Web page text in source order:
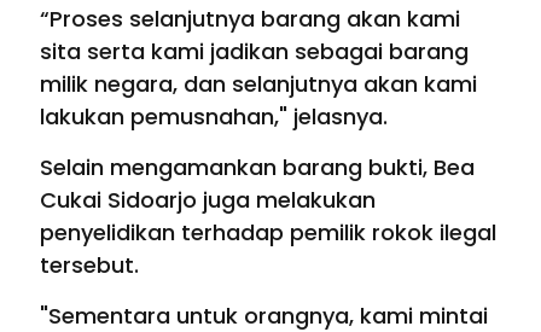
“Proses selanjutnya barang akan kami
sita serta kami jadikan sebagai barang
milik negara, dan selanjutnya akan kami
lakukan pemusnahan," jelasnya.
Selain mengamankan barang bukti, Bea
Cukai Sidoarjo juga melakukan
penyelidikan terhadap pemilik rokok ilegal
tersebut.
"Sementara untuk orangnya, kami mintai